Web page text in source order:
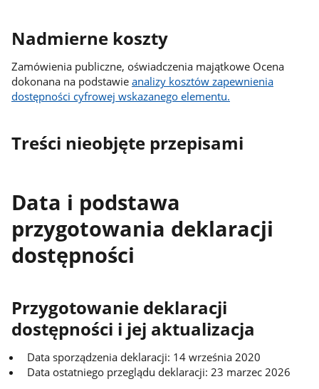
Nadmierne koszty
Zamówienia publiczne, oświadczenia majątkowe Ocena
dokonana na podstawie analizy kosztów zapewnienia
dostępności cyfrowej wskazanego elementu.
Treści nieobjęte przepisami
Data i podstawa
przygotowania deklaracji
dostępności
Przygotowanie deklaracji
dostępności i jej aktualizacja
Data sporządzenia deklaracji: 14 września 2020
Data ostatniego przeglądu deklaracji: 23 marzec 2026